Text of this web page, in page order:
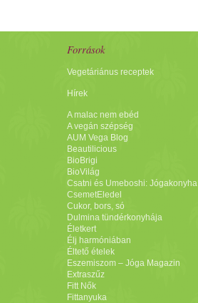
Források
Vegetáriánus receptek
Hírek
A malac nem ebéd
A vegán szépség
AUM Vega Blog
Beautilicious
BioBrigi
BioVilág
Csatni és Umeboshi: Jógakonyha
CsemetEledel
Cukor, bors, só
Dulmina tündérkonyhája
Életkert
Élj harmóniában
Éltető ételek
Eszemiszom – Jóga Magazin
Extraszűz
Fitt Nők
Fittanyuka